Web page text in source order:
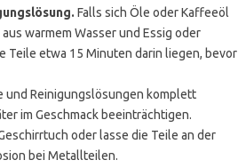
Falls sich Öle oder Kaffeeöl
warmem Wasser und Essig oder
Teile etwa 15 Minuten darin liegen, bevor
und Reinigungslösungen komplett
im Geschmack beeinträchtigen.
oder lasse die Teile an der
bei Metallteilen.